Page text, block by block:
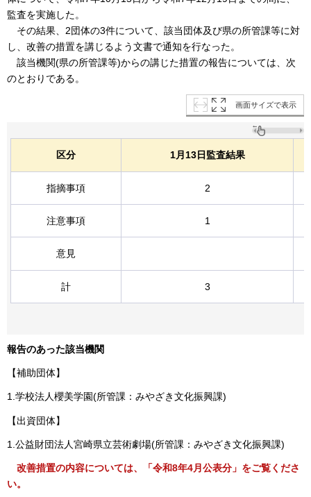
監査を実施した。
その結果、2団体の3件について、該当団体及び県の所管課等に対
し、改善の措置を講じるよう文書で通知を行なった。
該当機関(県の所管課等)からの講じた措置の報告については、次
のとおりである。
画面サイズで表示
区分 1月13日監査結果
指摘事項 2
注意事項 1
意見
計 3
報告のあった該当機関
【補助団体】
1.学校法人櫻美学園(所管課：みやざき文化振興課)
【出資団体】
1.公益財団法人宮崎県立芸術劇場(所管課：みやざき文化振興課)
改善措置の内容については、「令和8年4月公表分」をご覧くださ
い。